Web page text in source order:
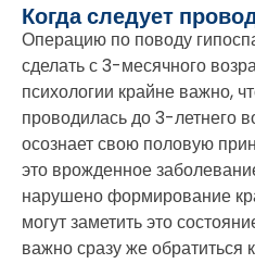
Когда следует
Операцию по поводу
сделать с 3-месячного
психологии крайне важно,
проводилась до 3-летнего
осознает свою половую
это врожденное
нарушено формирование
могут заметить это
важно сразу же обратиться